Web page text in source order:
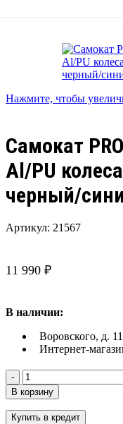
Нажмите, чтобы
Самокат
Al/PU
черный/
Артикул: 21567
11 990 ₽
В наличии:
Воровского, д.
Интернет-
Количество
товара
Самокат
PRO
В корзину
Купить в кредит